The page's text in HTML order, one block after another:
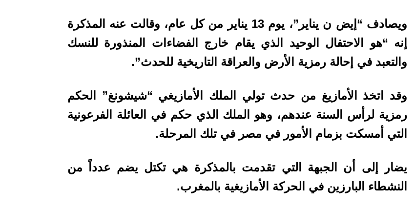
ويصادف “إيض ن يناير”، يوم 13 يناير من كل عام، وقالت عنه المذكرة
إنه “هو الاحتفال الوحيد الذي يقام خارج الفضاءات المنذورة للنسك
والتعبد في إحالة رمزية الأرض والعراقة التاريخية للحدث”.
وقد اتخذ الأمازيغ من حدث تولي الملك الأمازيغي “شيشونغ” الحكم
رمزية لرأس السنة عندهم، وهو الملك الذي حكم في العائلة الفرعونية
التي أمسكت بزمام الأمور في مصر في تلك المرحلة.
يضار إلى أن الجبهة التي تقدمت بالمذكرة هي تكتل يضم عدداً من
النشطاء البارزين في الحركة الأمازيغية بالمغرب.